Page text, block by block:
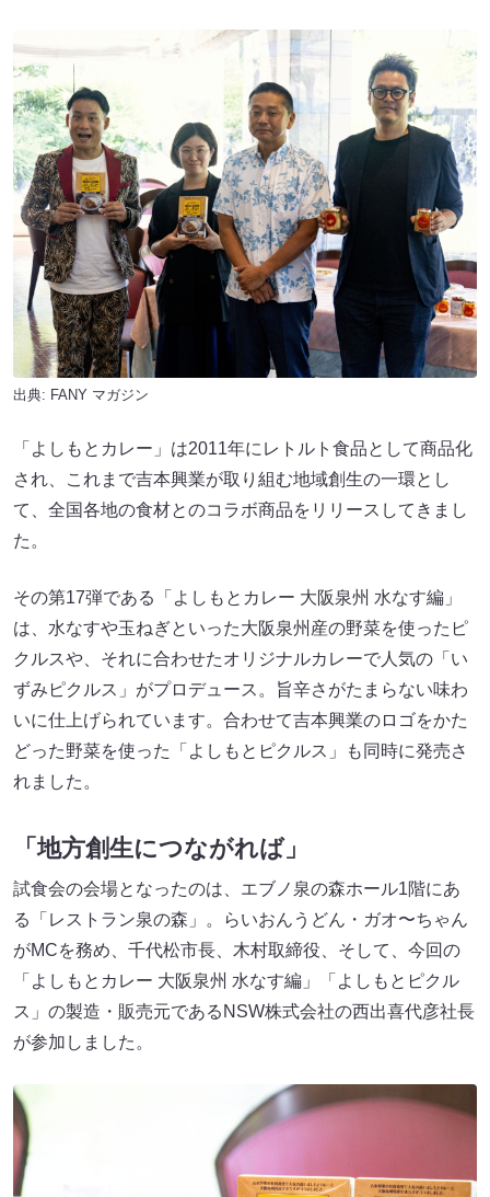
出典: FANY マガジン
「よしもとカレー」は2011年にレトルト食品として商品化
され、これまで吉本興業が取り組む地域創生の一環とし
て、全国各地の食材とのコラボ商品をリリースしてきまし
た。
その第17弾である「よしもとカレー 大阪泉州 水なす編」
は、水なすや玉ねぎといった大阪泉州産の野菜を使ったピ
クルスや、それに合わせたオリジナルカレーで人気の「い
ずみピクルス」がプロデュース。旨辛さがたまらない味わ
いに仕上げられています。合わせて吉本興業のロゴをかた
どった野菜を使った「よしもとピクルス」も同時に発売さ
れました。
「地方創生につながれば」
試食会の会場となったのは、エブノ泉の森ホール1階にあ
る「レストラン泉の森」。らいおんうどん・ガオ〜ちゃん
がMCを務め、千代松市長、木村取締役、そして、今回の
「よしもとカレー 大阪泉州 水なす編」「よしもとピクル
ス」の製造・販売元であるNSW株式会社の西出喜代彦社長
が参加しました。